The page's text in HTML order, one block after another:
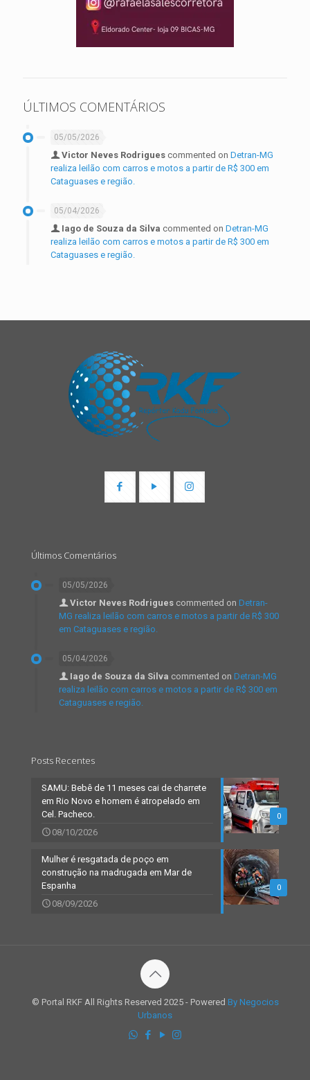
ÚLTIMOS COMENTÁRIOS
05/05/2026
Victor Neves Rodrigues commented on Detran-MG
realiza leilão com carros e motos a partir de R$ 300 em
Cataguases e região.
05/04/2026
Iago de Souza da Silva commented on Detran-MG
realiza leilão com carros e motos a partir de R$ 300 em
Cataguases e região.
Últimos Comentários
05/05/2026
Victor Neves Rodrigues commented on Detran-
MG realiza leilão com carros e motos a partir de R$ 300
em Cataguases e região.
05/04/2026
Iago de Souza da Silva commented on Detran-MG
realiza leilão com carros e motos a partir de R$ 300 em
Cataguases e região.
Posts Recentes
0
SAMU: Bebê de 11 meses cai de charrete
em Rio Novo e homem é atropelado em
Cel. Pacheco.
08/10/2026
0
Mulher é resgatada de poço em
construção na madrugada em Mar de
Espanha
08/09/2026
© Portal RKF All Rights Reserved 2025 - Powered By Negocios
Urbanos